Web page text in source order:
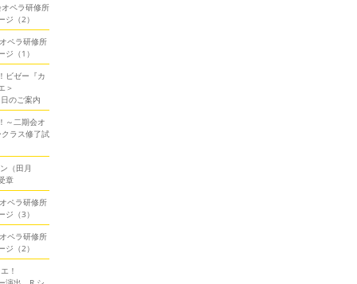
ペラ研修所
ジ（2）
ペラ研修所
ジ（1）
ビゼー『カ
＞
のご案内
～二期会オ
ラス修了試
（田月
章
ペラ研修所
ジ（3）
ペラ研修所
ジ（2）
！